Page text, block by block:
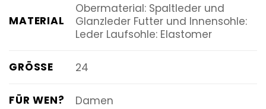
MATERIAL
Obermaterial: Spaltleder und
Glanzleder Futter und Innensohle:
Leder Laufsohle: Elastomer
GRÖSSE 24
FÜR WEN? Damen